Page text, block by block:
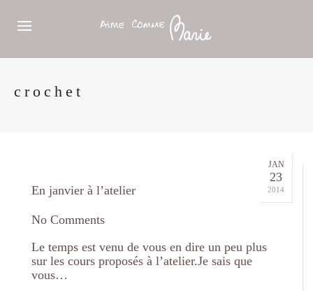
crochet
JAN
23
2014
En janvier à l’atelier
No Comments
Le temps est venu de vous en dire un peu plus
sur les cours proposés à l’atelier.Je sais que
vous…